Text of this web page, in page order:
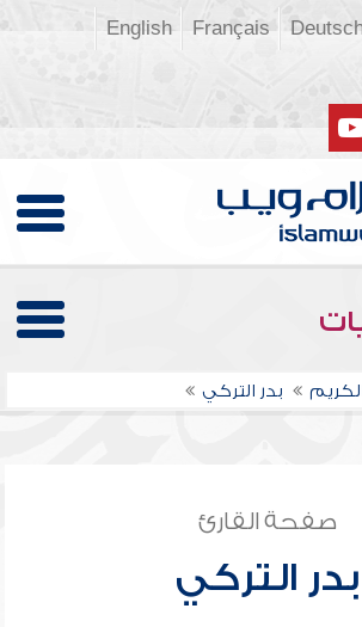
Français
English
بدر التركي
صفحة القارئ
بدر التركي